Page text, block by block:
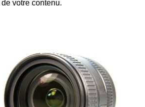
de votre contenu.